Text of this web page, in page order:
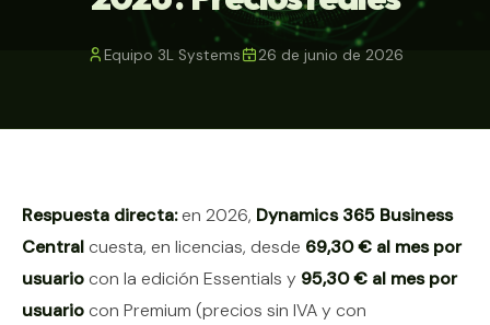
Equipo 3L Systems 26 de junio de 2026
Contenido del artículo
Respuesta directa:en 2026, Dynamics 365 Business
Central cuesta, en licencias, desde 69,30 € al mes por
usuario con la edición Essentials y 95,30 € al mes por
usuario con Premium (precios sin IVA y con